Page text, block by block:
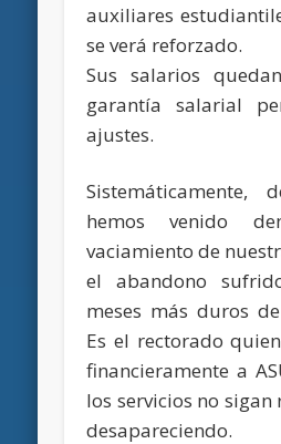
auxiliares
se verá reforzado.
Sus salarios
garantía salarial
ajustes.
Sistemáticamente,
hemos venido
vaciamiento de
el abandono
meses más duros
Es el rectorado
financieramente a
los servicios no sigan
desapareciendo.